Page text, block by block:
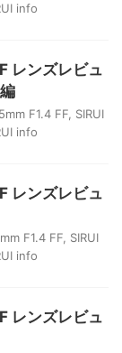
info
レンズレビュ
F1.4 FF SIRUI
info
レンズレビュ
F1.4 FF SIRUI
info
レンズレビュ